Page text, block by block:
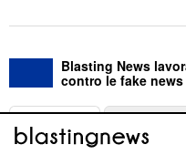
Blasting News
contro le fake news
ABOUT